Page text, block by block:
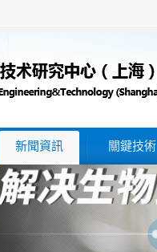
新聞資訊 關鍵技術